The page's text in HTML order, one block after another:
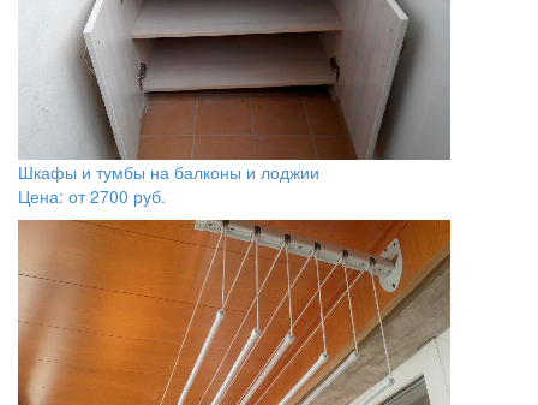
Шкафы и тумбы на балконы и лоджии
Цена: от2700 руб.